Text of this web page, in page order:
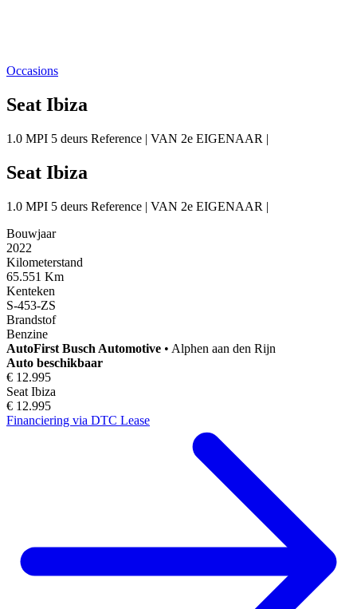
Occasions
Seat Ibiza
1.0 MPI 5 deurs Reference | VAN 2e EIGENAAR |
Seat Ibiza
1.0 MPI 5 deurs Reference | VAN 2e EIGENAAR |
Bouwjaar
2022
Kilometerstand
65.551 Km
Kenteken
S-453-ZS
Brandstof
Benzine
AutoFirst Busch Automotive • Alphen aan den Rijn
Auto beschikbaar
€ 12.995
Seat Ibiza
€ 12.995
Financiering via DTC Lease